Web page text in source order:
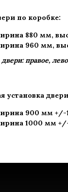
по коробке:
880 мм,
960 мм,
правое,
установка
900 мм +/-
1000 мм